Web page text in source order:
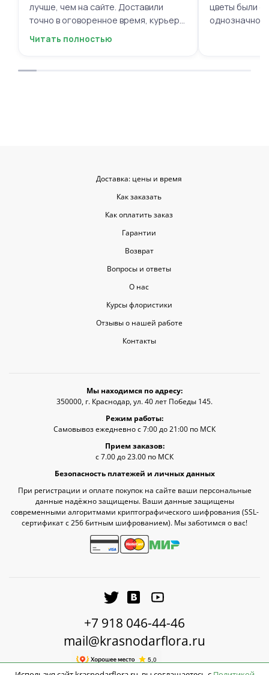
лучше, чем на сайте. Доставили
точно в оговоренное время, курьер
вежливый, ещё и открытку с тёплыми
приятными. Однозначно буду
Читать полностью
цветы были
однозначно.
Доставка: цены и время
Как заказать
Как оплатить заказ
Гарантии
Возврат
Вопросы и ответы
О нас
Курсы флористики
Отзывы о нашей работе
Контакты
Мы находимся по адресу:
350000, г. Краснодар, ул. 40 лет Победы 145.
Режим работы:
Самовывоз ежедневно с 7:00 до 21:00 по МСК
Прием заказов:
с 7.00 до 23.00 по МСК
Безопасность платежей и личных данных
При регистрации и оплате покупок на сайте ваши персональные
данные надёжно защищены. Ваши данные защищены
современными алгоритмами криптографического шифрования (SSL-
сертификат c 256 битным шифрованием). Мы заботимся о вас!
+7 918 046-44-46
mail@krasnodarflora.ru